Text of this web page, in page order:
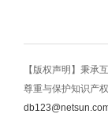
【版权声明】秉承
尊重与保护知识产